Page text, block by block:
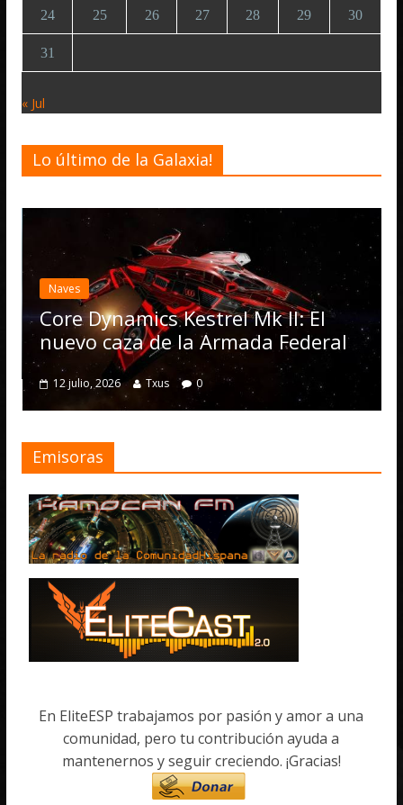
24 25 26 27 28 29 30
31
« Jul
Lo último de la Galaxia!
Naves
Core Dynamics Kestrel Mk II: El
nuevo caza de la Armada Federal
12 julio, 2026 Txus 0
Emisoras
En EliteESP trabajamos por pasión y amor a una
comunidad, pero tu contribución ayuda a
mantenernos y seguir creciendo. ¡Gracias!